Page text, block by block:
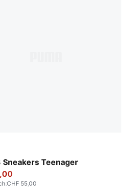
Sneakers Teenager
Vivid Blue-PUMA Black
:CHF 55,00